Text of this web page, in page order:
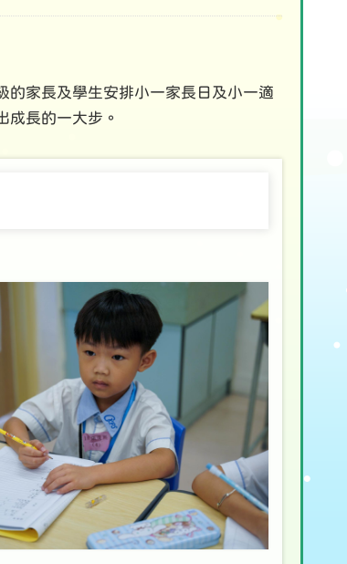
的家長及學生安排小一家長日及小一適
成長的一大步。